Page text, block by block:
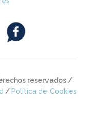
reservados /
/ Política de Cookies